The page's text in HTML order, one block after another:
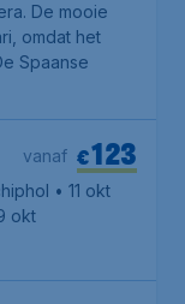
De mooie
omdat het
Spaanse
€123
vanaf
• 11 okt
okt